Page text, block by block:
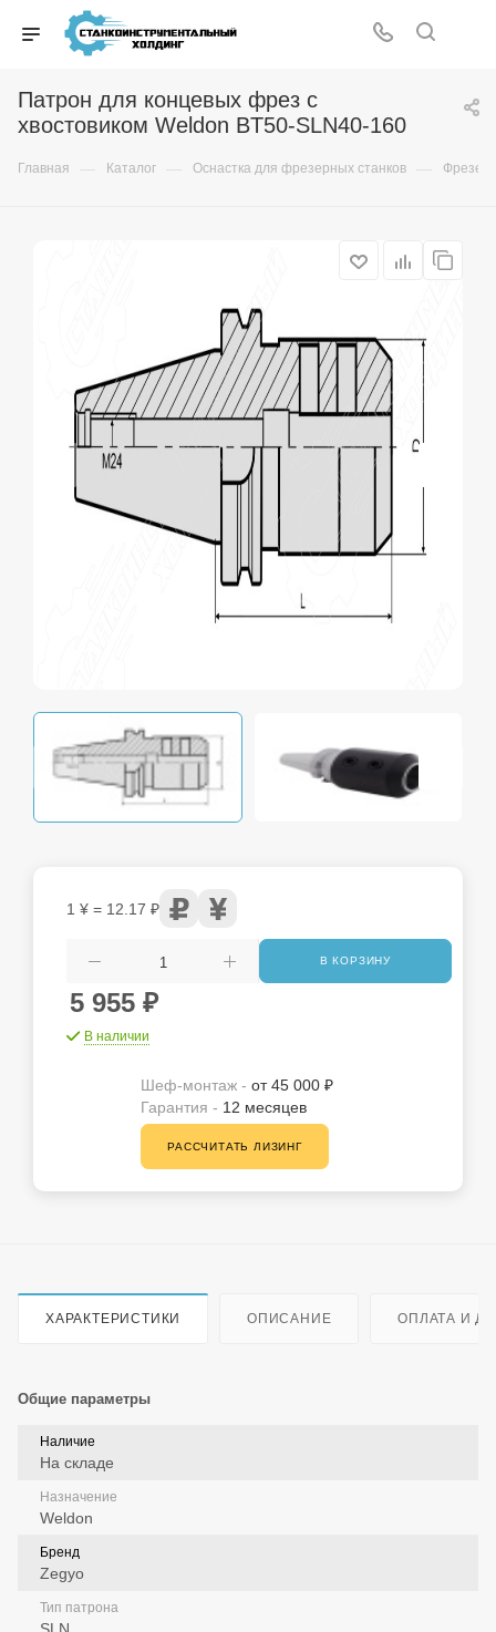
Патрон для концевых фрез с
хвостовиком Weldon BT50-SLN40-160
Главная — Каталог — Оснастка для фрезерных станков —
5 955 ₽
В наличии
1 ¥ = 12.17 ₽
В КОРЗИНУ
Шеф-монтаж - от 45 000 ₽
Гарантия - 12 месяцев
РАССЧИТАТЬ ЛИЗИНГ
ХАРАКТЕРИСТИКИ ОПИСАНИЕ ОПЛАТА И
Общие параметры
Наличие
На складе
Назначение
Weldon
Бренд
Zegyo
Тип патрона
SLN